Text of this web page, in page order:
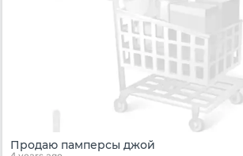
Продаю памперсы джой